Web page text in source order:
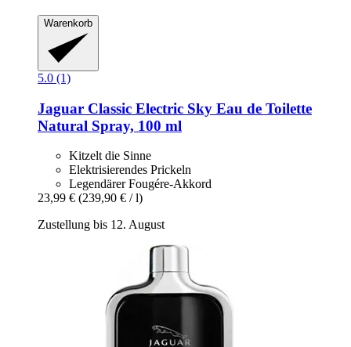
Warenkorb
5.0 (1)
Jaguar Classic Electric Sky Eau de Toilette
Natural Spray, 100 ml
Kitzelt die Sinne
Elektrisierendes Prickeln
Legendärer Fougére-Akkord
23,99 € (239,90 € / l)
Zustellung bis 12. August